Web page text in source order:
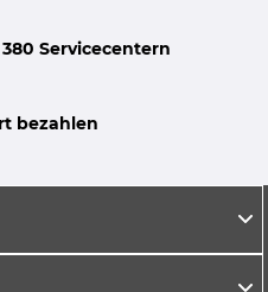
Servicecentern
bezahlen